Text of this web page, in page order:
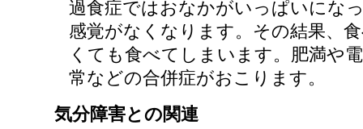
過食症ではおなかがいっぱいにな
感覚がなくなります。その結果、
くても食べてしまいます。肥満や
常などの合併症がおこります。
気分障害との関連